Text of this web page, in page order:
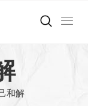
和解